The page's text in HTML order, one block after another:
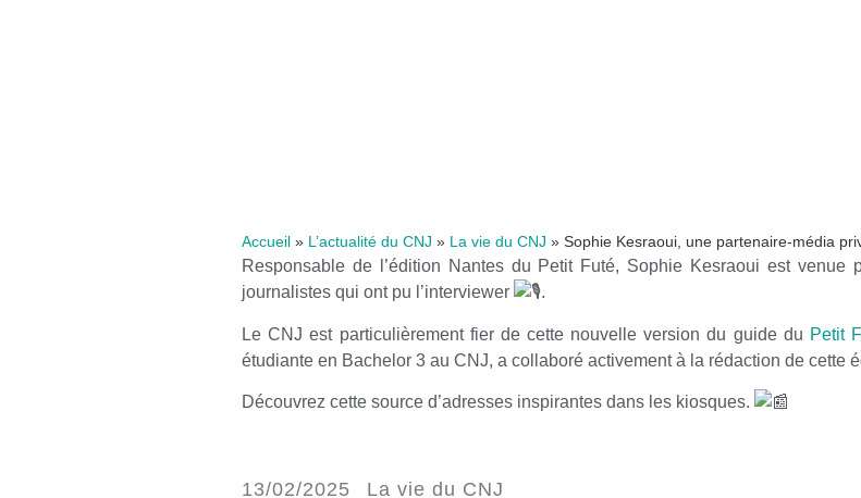
Accueil » L’actualité du CNJ » La vie du CNJ » Sophie Kesraoui, une partenaire-média
Responsable de l’édition Nantes du Petit Futé, Sophie Kesraoui est venue
journalistes qui ont pu l’interviewer
.
Le CNJ est particulièrement fier de cette nouvelle version du guide du Petit
étudiante en Bachelor 3 au CNJ, a collaboré activement à la rédaction de cette
Découvrez cette source d’adresses inspirantes dans les kiosques.
13/02/2025 La vie du CNJ